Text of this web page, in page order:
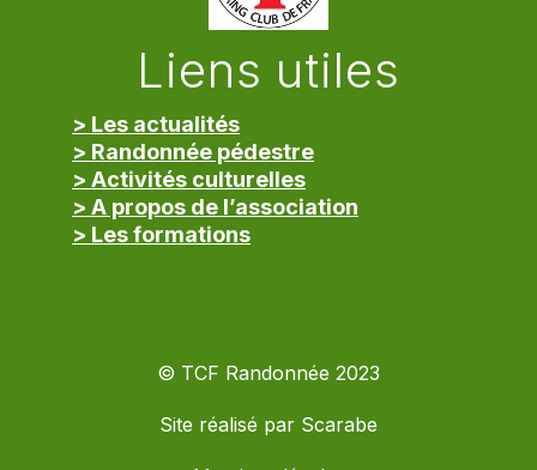
Liens utiles
> Les actualités
> Randonnée pédestre
> Activités culturelles
> A propos de l’association
> Les formations
© TCF Randonnée 2023
Site réalisé par Scarabe